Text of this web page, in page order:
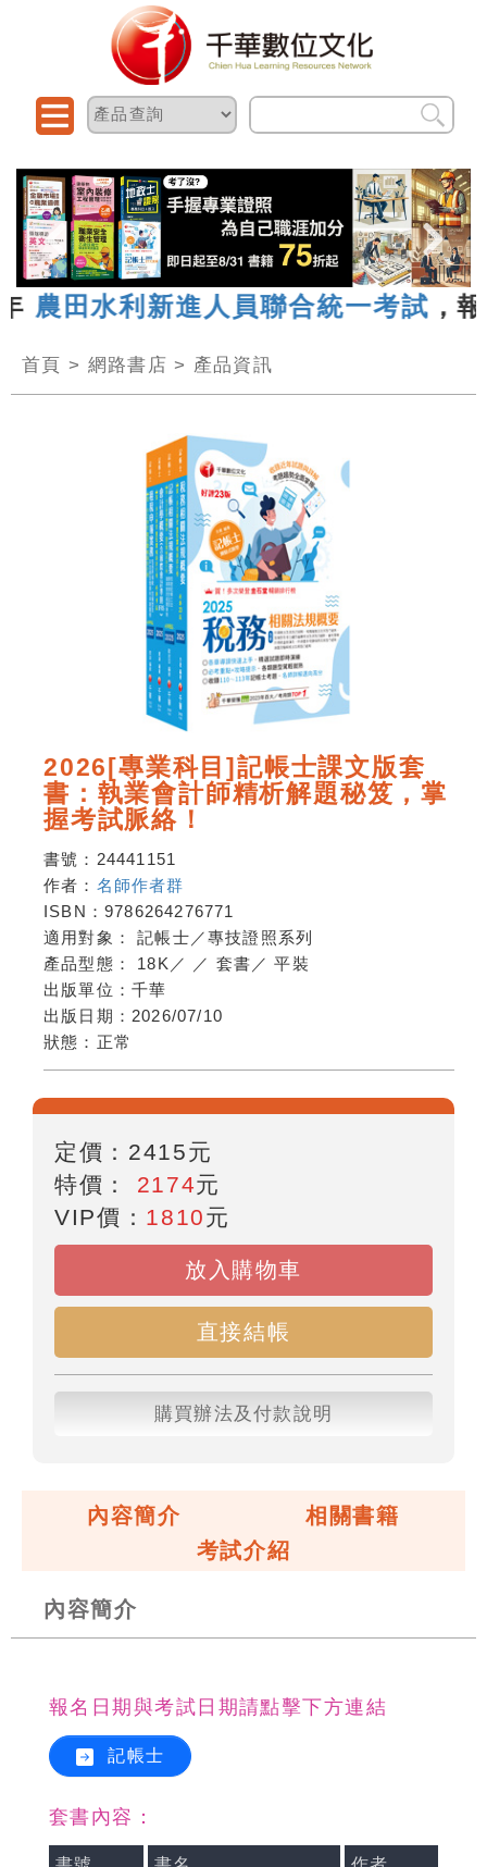
農田水利新進人員聯合統一考試，報
首頁 > 網路書店 > 產品資訊
2026[專業科目]記帳士課文版套
書：執業會計師精析解題秘笈，掌
握考試脈絡！
書號： 24441151
作者： 名師作者群
ISBN： 9786264276771
適用對象：記帳士／專技證照系列
產品型態： 18K ／ ／ 套書 ／平裝
出版單位： 千華
出版日期： 2026/07/10
狀態： 正常
定價： 2415元
特價： 2174元
VIP價： 1810元
放入購物車
直接結帳
購買辦法及付款說明
內容簡介
相關書籍
考試介紹
內容簡介
報名日期與考試日期請點擊下方連結
記帳士
套書內容：